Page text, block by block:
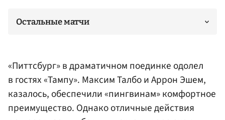
Остальные матчи
«Питтсбург» в драматичном поединке одолел
в гостях «Тампу». Максим Талбо и Аррон Эшем,
казалось, обеспечили «пингвинам» комфортное
преимущество. Однако отличные действия